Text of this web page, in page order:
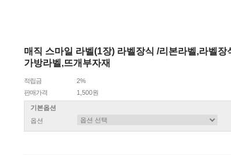
매직 스마일 라벨(1장) 라벨장식 /리본라벨,라벨장
가방라벨,뜨개부자재
적립금
2%
판매가격
1,500원
기본옵션
옵션